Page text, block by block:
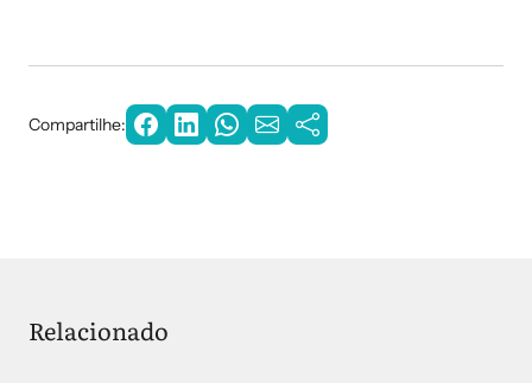
Compartilhe:
Relacionado